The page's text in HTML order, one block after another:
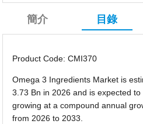
簡介 目錄
Product Code: CMI370
Omega 3 Ingredients Market is
3.73 Bn in 2026 and is expected to
growing at a compound annual
from 2026 to 2033.